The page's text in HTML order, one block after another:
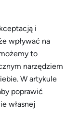
i
wpływać na
to
narzędziem
W artykule
poprawić
własnej